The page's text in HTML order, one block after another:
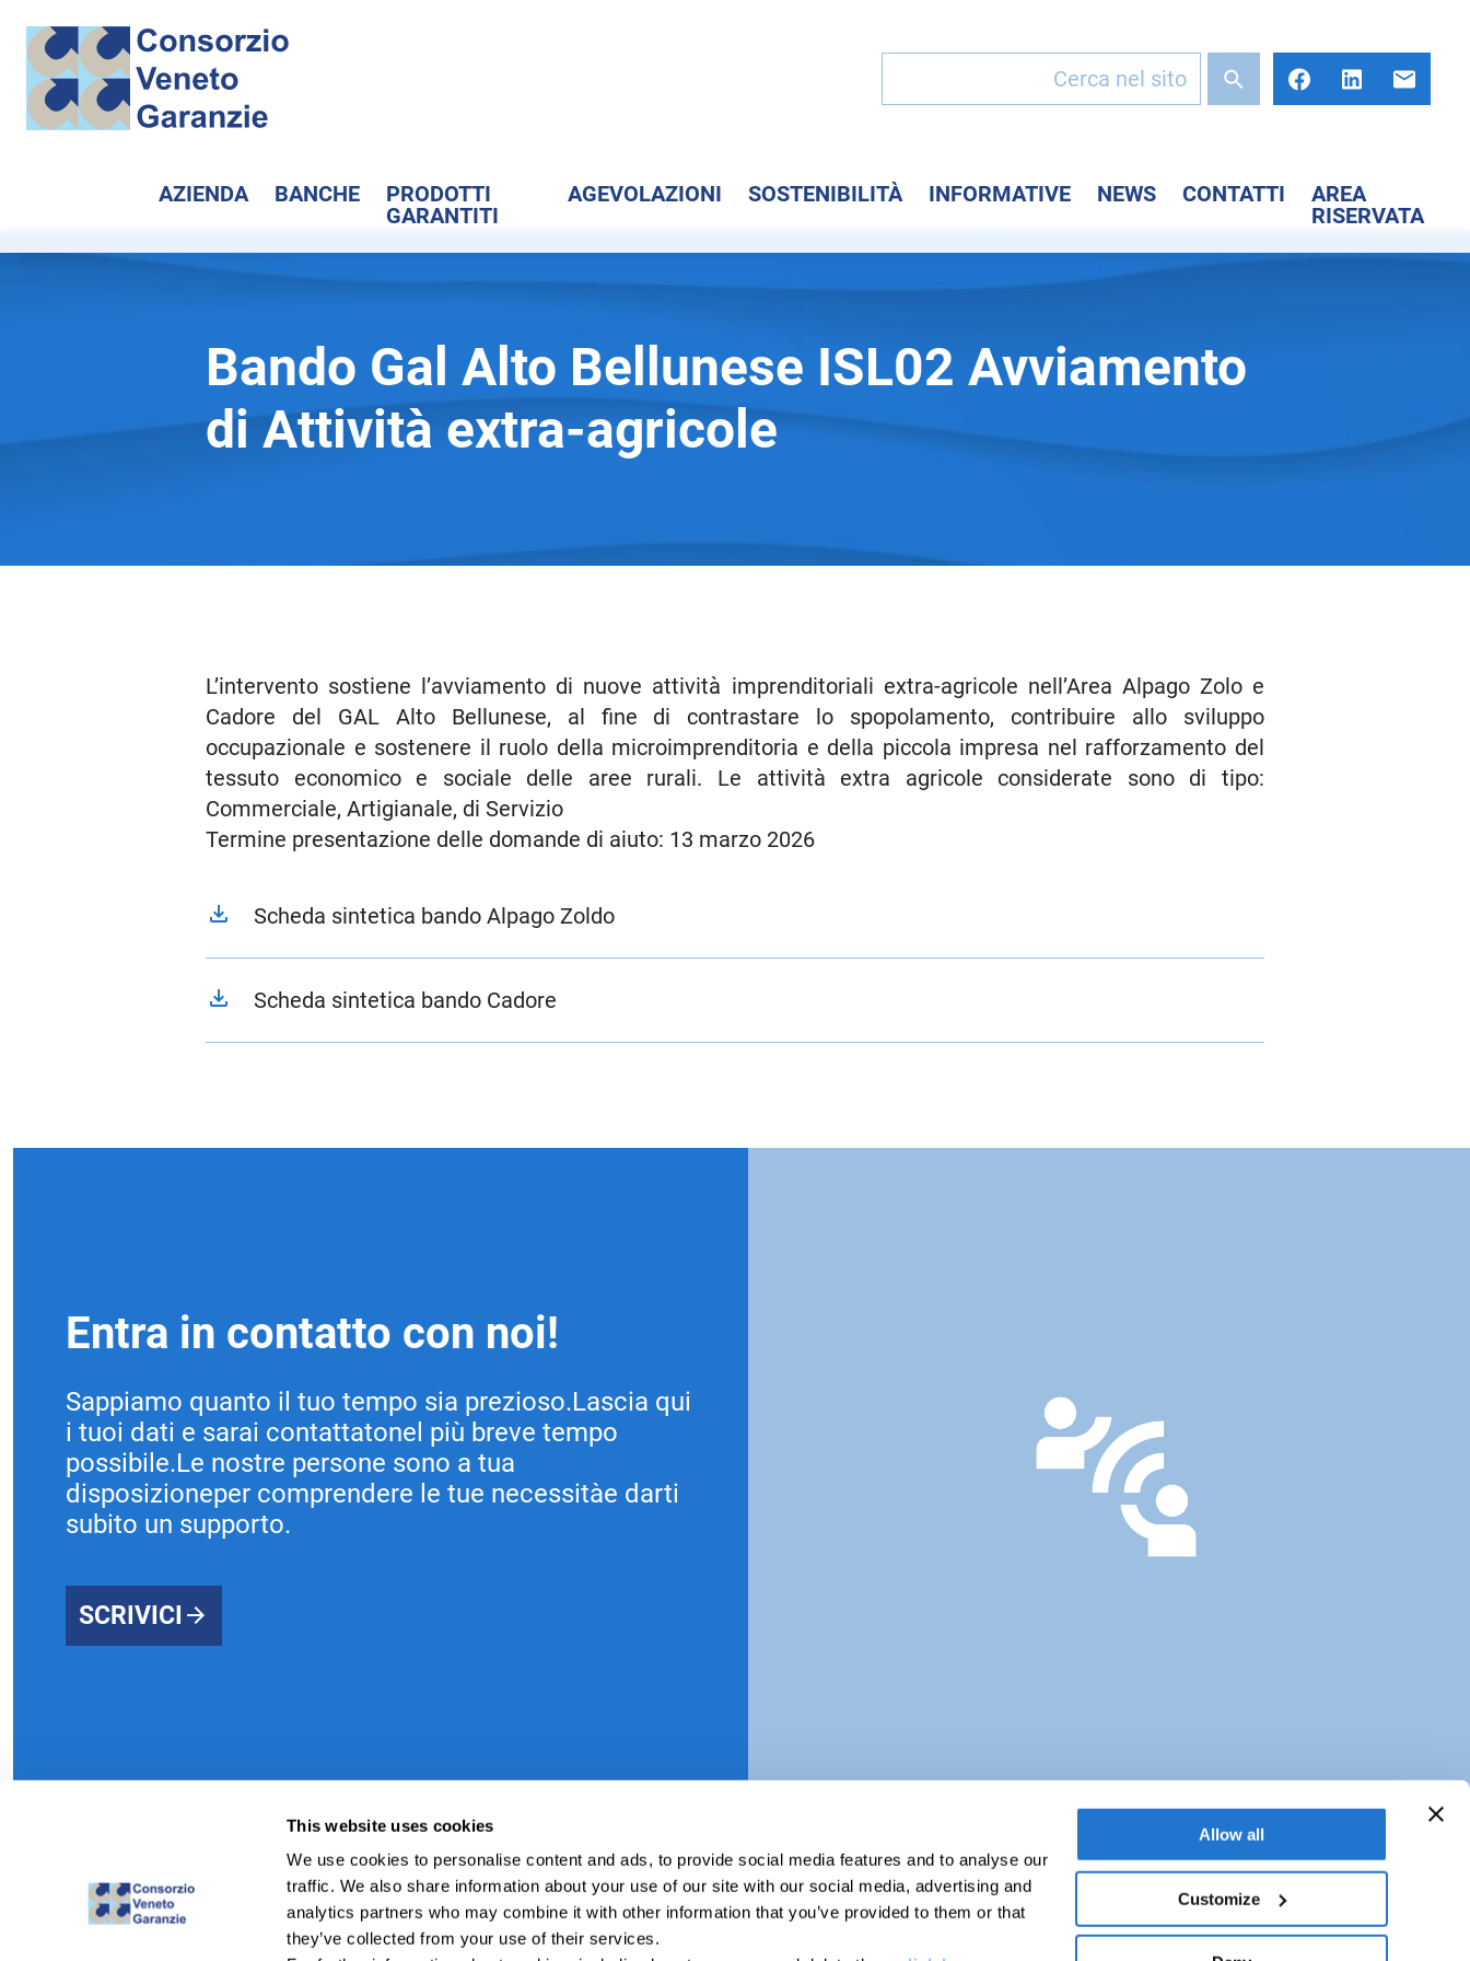
This website uses cookies
We use cookies to personalise content and ads, to provide social media features and to analyse our
traffic. We also share information about your use of our site with our social media, advertising and
analytics partners who may combine it with other information that you’ve provided to them or that
they’ve collected from your use of their services.
Allow all
Customize
AZIENDA BANCHE
PRODOTTI
GARANTITI
AGEVOLAZIONI SOSTENIBILITÀ INFORMATIVE NEWS CONTATTI
AREA
RISERVATA
Bando Gal Alto Bellunese ISL02 Avviamento
di Attività extra-agricole
L’intervento sostiene l’avviamento di nuove attività imprenditoriali extra-agricole nell’Area Alpago Zolo e
Cadore del GAL Alto Bellunese, al fine di contrastare lo spopolamento, contribuire allo sviluppo
occupazionale e sostenere il ruolo della microimprenditoria e della piccola impresa nel rafforzamento del
tessuto economico e sociale delle aree rurali. Le attività extra agricole considerate sono di tipo:
Commerciale, Artigianale, di Servizio
Termine presentazione delle domande di aiuto: 13 marzo 2026
file_download Scheda sintetica bando Alpago Zoldo
file_download Scheda sintetica bando Cadore
Entra in contatto con noi!
Sappiamo quanto il tuo tempo sia prezioso.Lascia qui
i tuoi dati e sarai contattatonel più breve tempo
possibile.Le nostre persone sono a tua
disposizioneper comprendere le tue necessitàe darti
subito un supporto.
SCRIVICI
Consorzio Veneto Garanzie
Società Cooperativa - Registro imprese, P.IVA e Cod. Fisc. 02721420277 - Albo Società Cooperative a Mutualità Prevalente n. A125425
Viale Ancona, 15/19 - 30172 Mestre (VE)